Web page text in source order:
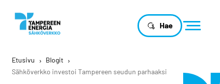
Hae
Etusivu › Blogit ›
Sähköverkko investoi Tampereen seudun parhaaksi